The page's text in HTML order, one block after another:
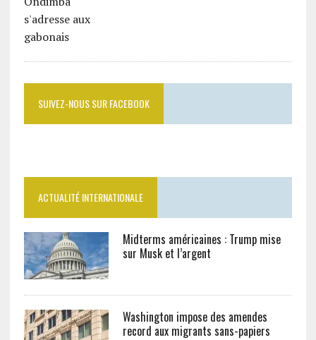
SUIVEZ-NOUS SUR FACEBOOK
ACTUALITÉ INTERNATIONALE
Midterms américaines : Trump mise
sur Musk et l’argent
Washington impose des amendes
record aux migrants sans-papiers